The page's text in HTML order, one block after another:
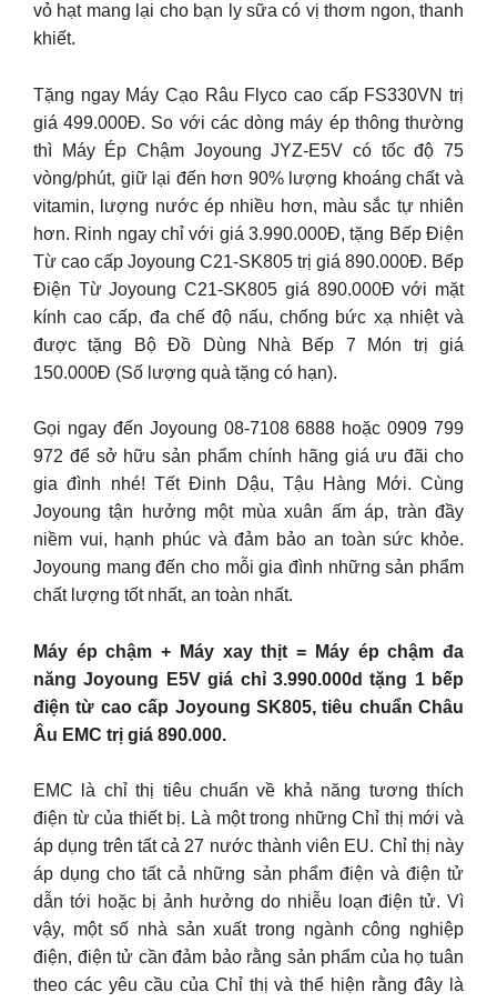
vỏ hạt mang lại cho bạn ly sữa có vị thơm ngon, thanh
khiết.
Tặng ngay Máy Cạo Râu Flyco cao cấp FS330VN trị
giá 499.000Đ. So với các dòng máy ép thông thường
thì Máy Ép Chậm Joyoung JYZ-E5V có tốc độ 75
vòng/phút, giữ lại đến hơn 90% lượng khoáng chất và
vitamin, lượng nước ép nhiều hơn, màu sắc tự nhiên
hơn. Rinh ngay chỉ với giá 3.990.000Đ, tặng Bếp Điện
Từ cao cấp Joyoung C21-SK805 trị giá 890.000Đ. Bếp
Điện Từ Joyoung C21-SK805 giá 890.000Đ với mặt
kính cao cấp, đa chế độ nấu, chống bức xạ nhiệt và
được tặng Bộ Đồ Dùng Nhà Bếp 7 Món trị giá
150.000Đ (Số lượng quà tặng có hạn).
Gọi ngay đến Joyoung 08-7108 6888 hoặc 0909 799
972 để sở hữu sản phẩm chính hãng giá ưu đãi cho
gia đình nhé! Tết Đinh Dậu, Tậu Hàng Mới. Cùng
Joyoung tận hưởng một mùa xuân ấm áp, tràn đầy
niềm vui, hạnh phúc và đảm bảo an toàn sức khỏe.
Joyoung mang đến cho mỗi gia đình những sản phẩm
chất lượng tốt nhất, an toàn nhất.
Máy ép chậm + Máy xay thịt = Máy ép chậm đa
năng Joyoung E5V giá chỉ 3.990.000d tặng 1 bếp
điện từ cao cấp Joyoung SK805, tiêu chuẩn Châu
Âu EMC trị giá 890.000.
EMC là chỉ thị tiêu chuẩn về khả năng tương thích
điện từ của thiết bị. Là một trong những Chỉ thị mới và
áp dụng trên tất cả 27 nước thành viên EU. Chỉ thị này
áp dụng cho tất cả những sản phẩm điện và điện tử
dẫn tới hoặc bị ảnh hưởng do nhiễu loạn điện tử. Vì
vậy, một số nhà sản xuất trong ngành công nghiệp
điện, điện tử cần đảm bảo rằng sản phẩm của họ tuân
theo các yêu cầu của Chỉ thị và thể hiện rằng đây là